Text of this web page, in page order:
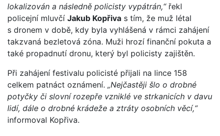
lokalizován a následně policisty vypátrán,“ řekl
policejní mluvčí Jakub Kopřiva s tím, že muž létal
s dronem v době, kdy byla vyhlášená v rámci zahájení
takzvaná bezletová zóna. Muži hrozí finanční pokuta a
také propadnutí dronu, který byl policisty zajištěn.
Při zahájení festivalu policisté přijali na lince 158
celkem patnáct oznámení. „Nejčastěji šlo o drobné
potyčky či slovní rozepře vzniklé ve strkanicích v davu
lidí, dále o drobné krádeže a ztráty osobních věcí,“
informoval Kopřiva.